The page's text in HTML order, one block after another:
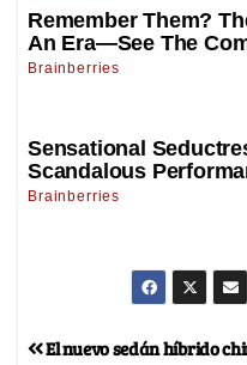
El nuevo sedán híbrido